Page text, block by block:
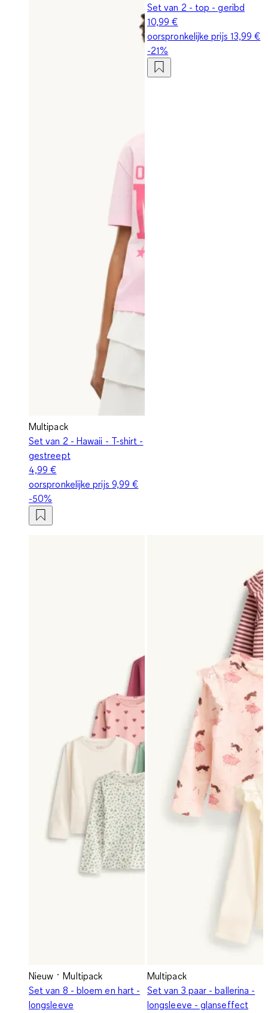
Multipack
Set van 2 - Hawaii - T-shirt -
gestreept
4,99 €
oorspronkelijke prijs 9,99 €
-50%
Set van 2 - top - geribd
10,99 €
oorspronkelijke prijs 13,99 €
-21%
Nieuw
Multipack
Set van 8 - bloem en hart -
longsleeve
Multipack
Set van 3 paar - ballerina -
longsleeve - glanseffect